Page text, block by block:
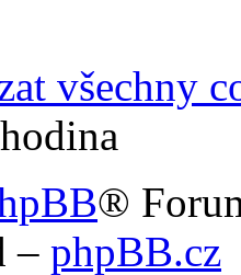
všechny
®
– phpBB.cz